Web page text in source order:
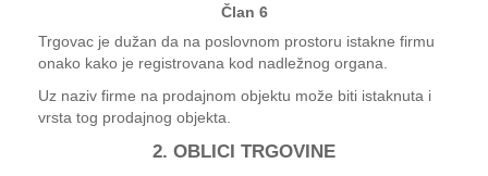
Član 6
Trgovac je dužan da na poslovnom prostoru istakne firmu
onako kako je registrovana kod nadležnog organa.
Uz naziv firme na prodajnom objektu može biti istaknuta i
vrsta tog prodajnog objekta.
2. OBLICI TRGOVINE